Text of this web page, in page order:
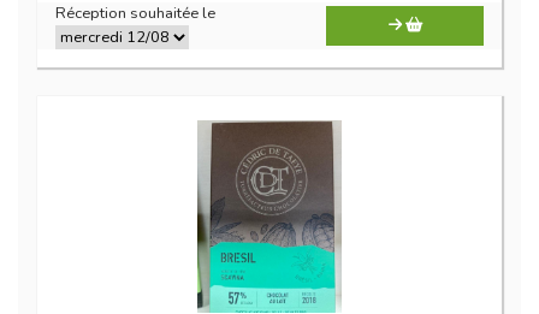
Réception souhaitée le